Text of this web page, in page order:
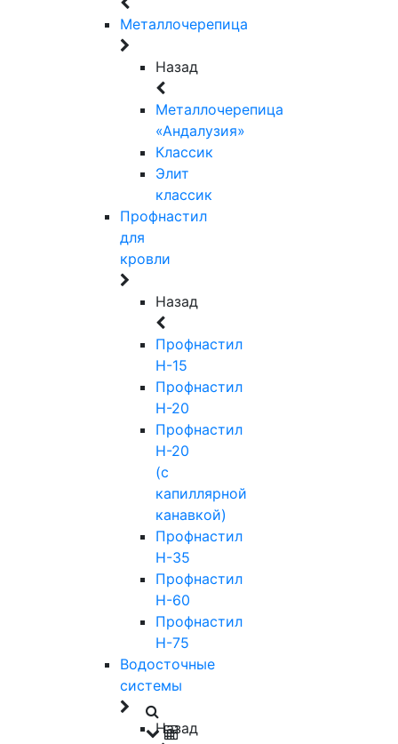
Металлочерепица
Назад
Металлочерепица
«Андалузия»
Классик
Элит
классик
Профнастил
для
кровли
Назад
Профнастил
Н-15
Профнастил
Н-20
Профнастил
Н-20
(с
капиллярной
канавкой)
Профнастил
Н-35
Профнастил
Н-60
Профнастил
Н-75
Водосточные
системы
Назад